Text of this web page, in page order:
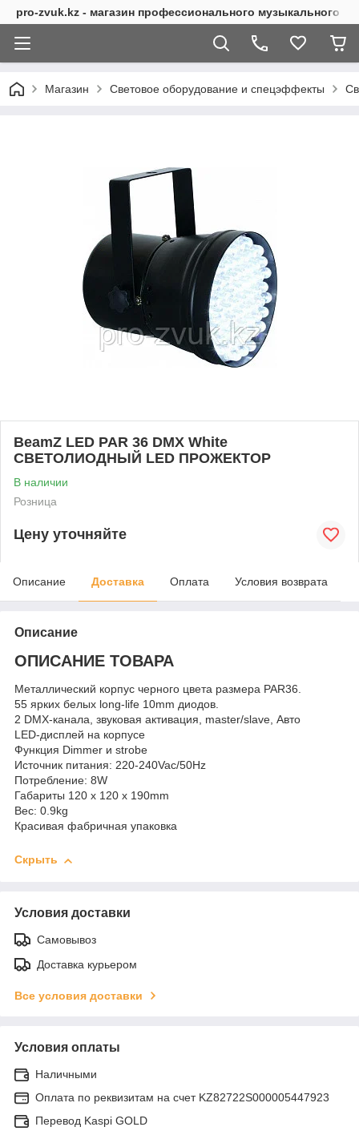
pro-zvuk.kz - магазин профессионального музыкального
Магазин Световое оборудование и спецэффекты
BeamZ LED PAR 36 DMX White
СВЕТОЛИОДНЫЙ LED ПРОЖЕКТОР
В наличии
Розница
Цену уточняйте
Описание Доставка Оплата Условия возврата
Описание
ОПИСАНИЕ ТОВАРА
Металлический корпус черного цвета размера PAR36.
55 ярких белых long-life 10mm диодов.
2 DMX-канала, звуковая активация, master/slave, Авто
LED-дисплей на корпусе
Функция Dimmer и strobe
Источник питания: 220-240Vac/50Hz
Потребление: 8W
Габариты 120 x 120 x 190mm
Вес: 0.9kg
Красивая фабричная упаковка
Скрыть
Условия доставки
Самовывоз
Доставка курьером
Все условия доставки
Условия оплаты
Наличными
Оплата по реквизитам на счет KZ82722S000005447923
Перевод Kaspi GOLD